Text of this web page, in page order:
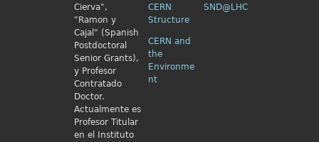
Cierva",
"Ramon y
Cajal" (Spanish
Postdoctoral
Senior Grants),
y Profesor
Contratado
Doctor.
Actualmente es
Profesor Titular
en el Instituto
CERN
Structure
CERN and
the
Environme
nt
SND@LHC